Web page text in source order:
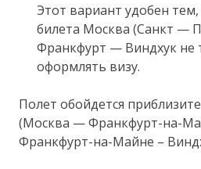
Этот вариант удобен
билета Москва (Санкт —
Франкфурт — Виндхук не
оформлять визу.
Полет обойдется
(Москва — Франкфурт-на-
Франкфурт-на-Майне –